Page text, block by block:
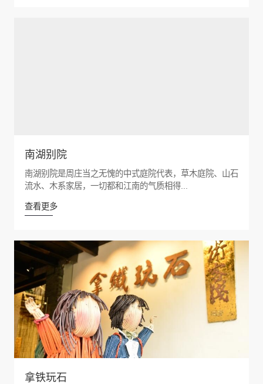
南湖别院
南湖别院是周庄当之无愧的中式庭院代表，草木庭院、山石
流水、木系家居，一切都和江南的气质相得...
查看更多
拿铁玩石